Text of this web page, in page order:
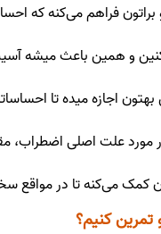
فراهم می‌کنه که
و همین باعث میشه آسیب
بهتون اجازه میده تا
علت اصلی اضطراب،
کمک می‌‌کنه تا در مواقع
کنیم؟